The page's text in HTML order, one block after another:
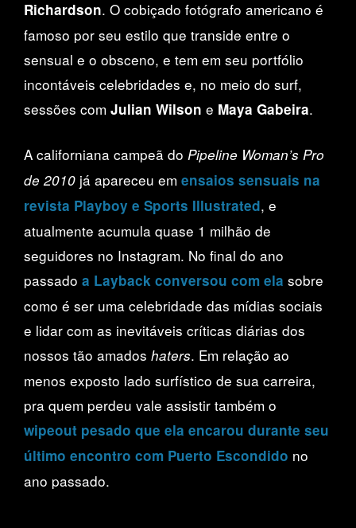
Richardson. O cobiçado fotógrafo americano é
famoso por seu estilo que transide entre o
sensual e o obsceno, e tem em seu portfólio
incontáveis celebridades e, no meio do surf,
sessões com Julian Wilson e Maya Gabeira.
A californiana campeã do Pipeline Woman’s Pro
de 2010 já apareceu em ensaios sensuais na
revista Playboy e Sports Illustrated, e
atualmente acumula quase 1 milhão de
seguidores no Instagram. No final do ano
passado a Layback conversou com ela sobre
como é ser uma celebridade das mídias sociais
e lidar com as inevitáveis críticas diárias dos
nossos tão amados haters. Em relação ao
menos exposto lado surfístico de sua carreira,
pra quem perdeu vale assistir também o
wipeout pesado que ela encarou durante seu
último encontro com Puerto Escondido no
ano passado.